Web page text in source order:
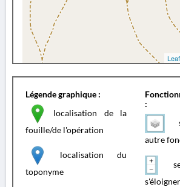
Légende graphique :
localisation de la
fouille/de l'opération
localisation du
toponyme
:
autre